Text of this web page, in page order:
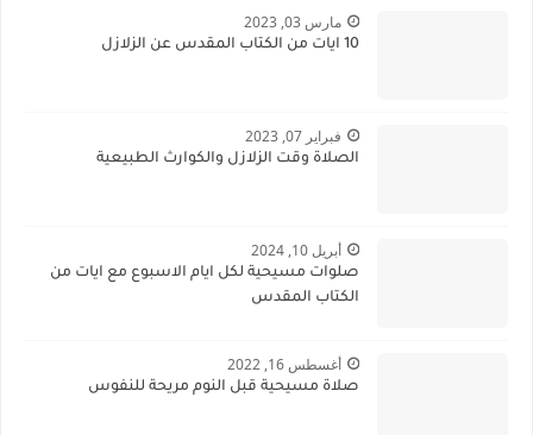
مارس 03, 2023
10 ايات من الكتاب المقدس عن الزلازل
فبراير 07, 2023
الصلاة وقت الزلازل والكوارث الطبيعية
أبريل 10, 2024
صلوات مسيحية لكل ايام الاسبوع مع ايات من
الكتاب المقدس
أغسطس 16, 2022
صلاة مسيحية قبل النوم مريحة للنفوس